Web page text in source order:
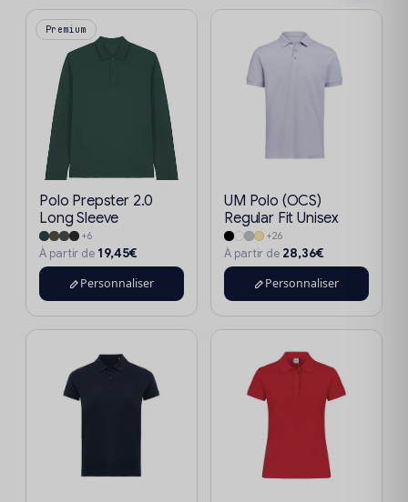
Premium
Polo Prepster 2.0
Long Sleeve
+6
À partir de 19,45€
Personnaliser
UM Polo (OCS)
Regular Fit Unisex
+26
À partir de 28,36€
Personnaliser